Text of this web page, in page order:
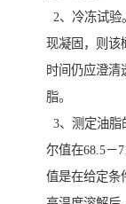
2、冷冻试
现凝固，则该
时间仍应澄清
脂。
3、测定油脂
尔值在68.5－
值是在给定